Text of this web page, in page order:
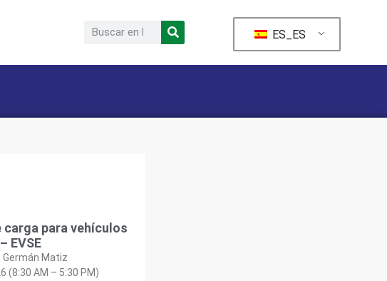
ES_ES
para vehículos
EVSE
Germán Matiz
(8:30 AM – 5:30 PM)